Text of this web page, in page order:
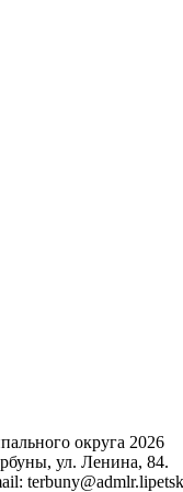
округа 2026
ул. Ленина, 84.